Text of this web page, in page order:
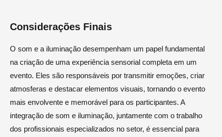
Considerações Finais
O som e a iluminação desempenham um papel fundamental
na criação de uma experiência sensorial completa em um
evento. Eles são responsáveis por transmitir emoções, criar
atmosferas e destacar elementos visuais, tornando o evento
mais envolvente e memorável para os participantes. A
integração de som e iluminação, juntamente com o trabalho
dos profissionais especializados no setor, é essencial para